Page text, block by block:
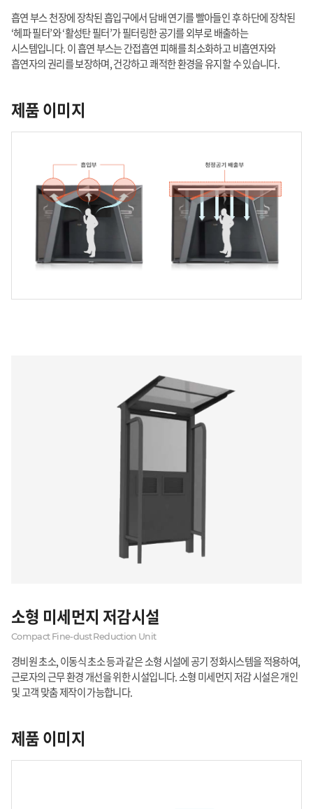
흡연 부스 천장에 장착된 흡입구에서 담배 연기를 빨아들인 후 하단에 장착된
‘헤파 필터’와 ‘활성탄 필터’가 필터링한 공기를 외부로 배출하는
시스템입니다. 이 흡연 부스는 간접흡연 피해를 최소화하고 비흡연자와
흡연자의 권리를 보장하며, 건강하고 쾌적한 환경을 유지할 수 있습니다.
제품 이미지
소형 미세먼지 저감시설
Compact Fine-dust Reduction Unit
경비원 초소, 이동식 초소 등과 같은 소형 시설에 공기 정화시스템을 적용하여,
근로자의 근무 환경 개선을 위한 시설입니다. 소형 미세먼지 저감 시설은 개인
및 고객 맞춤 제작이 가능합니다.
제품 이미지